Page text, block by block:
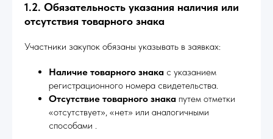
1.2. Обязательность указания наличия или
отсутствия товарного знака
Участники закупок обязаны указывать в заявках:
Наличие товарного знака с указанием
регистрационного номера свидетельства.
Отсутствие товарного знака путем отметки
«отсутствует», «нет» или аналогичными
способами .